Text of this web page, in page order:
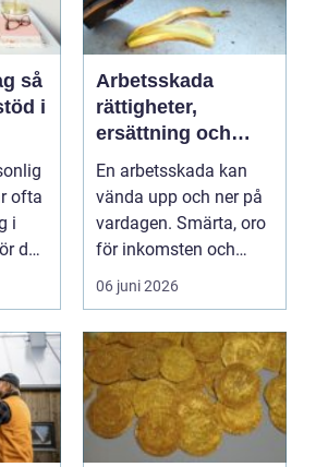
i
ofta
i
den
Arbetsskada
rättigheter,
ersättning och
vägen vidare
En arbetsskada kan
vända upp och ner på
vardagen. Smärta, oro
för inkomsten och
krångliga ord som fö...
06 juni 2026